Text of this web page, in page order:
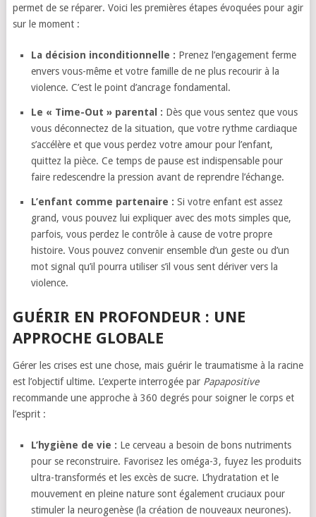
permet de se réparer. Voici les premières étapes évoquées pour agir
sur le moment :
La décision inconditionnelle : Prenez l’engagement ferme
envers vous-même et votre famille de ne plus recourir à la
violence. C’est le point d’ancrage fondamental.
Le « Time-Out » parental : Dès que vous sentez que vous
vous déconnectez de la situation, que votre rythme cardiaque
s’accélère et que vous perdez votre amour pour l’enfant,
quittez la pièce. Ce temps de pause est indispensable pour
faire redescendre la pression avant de reprendre l’échange.
L’enfant comme partenaire : Si votre enfant est assez
grand, vous pouvez lui expliquer avec des mots simples que,
parfois, vous perdez le contrôle à cause de votre propre
histoire. Vous pouvez convenir ensemble d’un geste ou d’un
mot signal qu’il pourra utiliser s’il vous sent dériver vers la
violence.
GUÉRIR EN PROFONDEUR : UNE
APPROCHE GLOBALE
Gérer les crises est une chose, mais guérir le traumatisme à la racine
est l’objectif ultime. L’experte interrogée par Papapositive
recommande une approche à 360 degrés pour soigner le corps et
l’esprit :
L’hygiène de vie : Le cerveau a besoin de bons nutriments
pour se reconstruire. Favorisez les oméga-3, fuyez les produits
ultra-transformés et les excès de sucre. L’hydratation et le
mouvement en pleine nature sont également cruciaux pour
stimuler la neurogenèse (la création de nouveaux neurones).